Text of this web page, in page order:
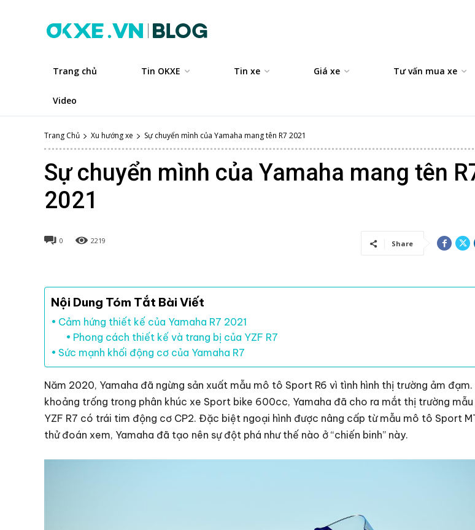
Trang chủ Tin OKXE Tin xe Giá xe Tư vấn mua xe
Video
Trang Chủ Xu hướng xe Sự chuyển mình của Yamaha mang tên R7 2021
Sự chuyển mình của Yamaha mang tên
2021
0 2219 Share
Nội Dung Tóm Tắt Bài Viết
Cảm hứng thiết kế của Yamaha R7 2021
Phong cách thiết kế và trang bị của YZF R7
Sức mạnh khối động cơ của Yamaha R7
Năm 2020, Yamaha đã ngừng sản xuất mẫu mô tô Sport R6 vì tình hình thị trường ảm
khoảng trống trong phân khúc xe Sport bike 600cc, Yamaha đã cho ra mắt thị trường
YZF R7 có trái tim động cơ CP2. Đặc biệt ngoại hình được nâng cấp từ mẫu mô tô Sport
thử đoán xem, Yamaha đã tạo nên sự đột phá như thế nào ở “chiến binh” này.